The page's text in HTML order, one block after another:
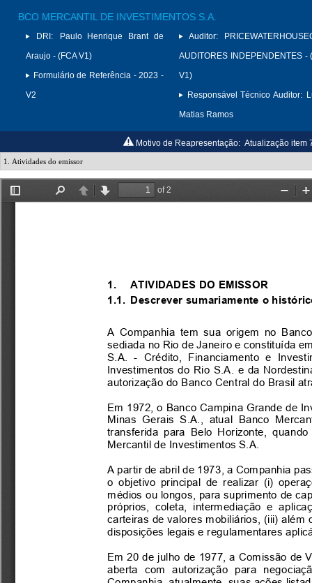
BCO MERCANTIL DE INVESTIMENTOS S.A.
DRI:
Paulo Henrique Brant de
Araujo - (FCA V1)
Formulário de Referência - 2023 -
V2
Auditor:
AUDITORES INDEPENDENTES -
V1)
Responsável Técnico Auditor:
Matias Ramos
Motivo de Reapresentação: Atualização item